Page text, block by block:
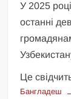
У 2025
останні
Це
Бангладеш